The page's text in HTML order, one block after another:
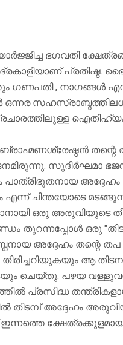
ഭഗവതി
പ്രതിഷ്ഠ.
ഗണപതി , നാഗങ്ങൾ
ബ്രാഹ്മണശ്രേഷ്ഠൻ
സുദീർഘമാ
എന്ന് ചിന്തയോടെ
ഒരു അരുവിയുടെ
തുറന്നപ്പോൾ ഒരു
അദ്ദേഹം തന്റെ തപ
ആ
ചെയ്തു. പഴയ
പ്രസിദ്ധ
തിടമ്പ് അദ്ദേഹം
ക്ഷേത്രക്കുളമായി